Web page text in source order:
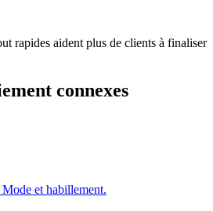
rapides aident plus de clients à finaliser
connexes
et habillement.